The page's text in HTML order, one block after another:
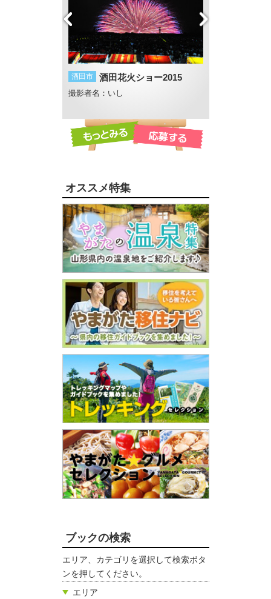
酒田市 酒田花火ショー2015
撮影者名：いし
オススメ特集
ブックの検索
エリア、カテゴリを選択して検索ボタ
ンを押してください。
エリア